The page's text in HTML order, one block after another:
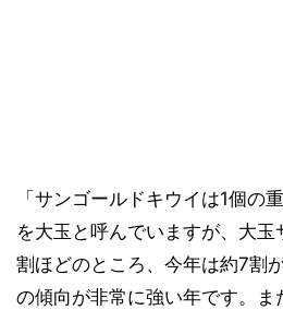
「サンゴールドキウイは1個の
を大玉と呼んでいますが、大
割ほどのところ、今年は約7割
の傾向が非常に強い年です。ま